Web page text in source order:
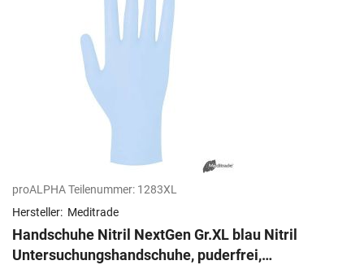
proALPHA Teilenummer: 1283XL
Hersteller: Meditrade
Handschuhe Nitril NextGen Gr.XL blau Nitril
Untersuchungshandschuhe, puderfrei,